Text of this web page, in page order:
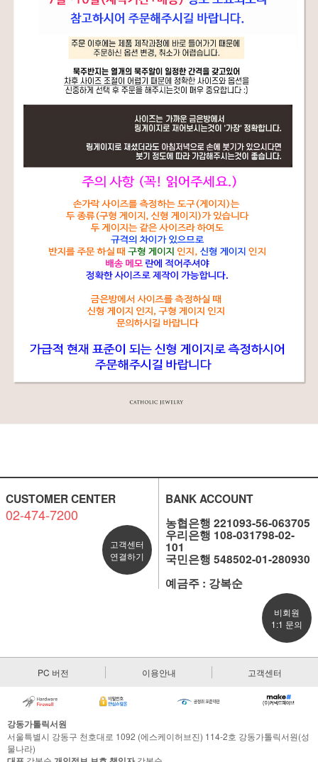
CUSTOMER CENTER
02-474-7200
고객센터
연결하기
BANK ACCOUNT
농협은행 221093-56-063705
우리은행 108-031798-02-
101
국민은행 548502-01-280930
예금주 : 강복순
비회원
1:1 문의
PC 버전 이용안내 고객센터
강동가톨릭서원
서울특별시 강동구 천호대로 1092 (에스케이허브진) 114-2호 강동가톨릭서원(성
물나라)